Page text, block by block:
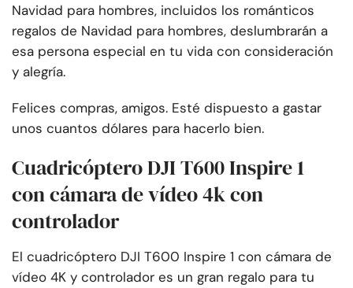
Navidad para hombres, incluidos los románticos
regalos de Navidad para hombres, deslumbrarán a
esa persona especial en tu vida con consideración
y alegría.
Felices compras, amigos. Esté dispuesto a gastar
unos cuantos dólares para hacerlo bien.
Cuadricóptero DJI T600 Inspire 1
con cámara de vídeo 4k con
controlador
El cuadricóptero DJI T600 Inspire 1 con cámara de
vídeo 4K y controlador es un gran regalo para tu